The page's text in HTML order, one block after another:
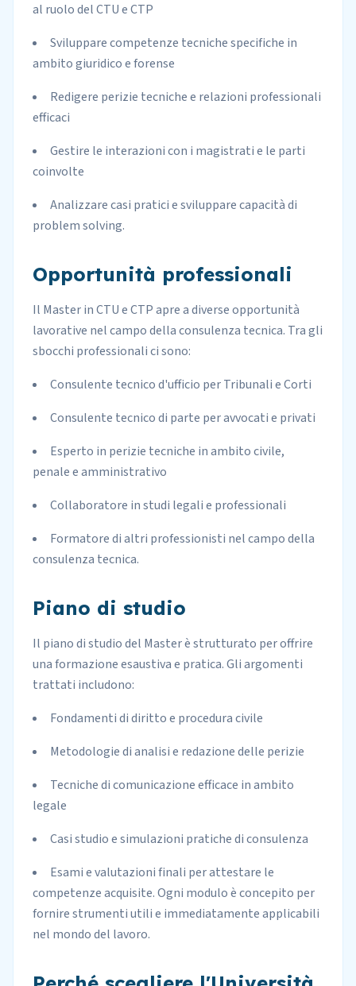
al ruolo del CTU e CTP
Sviluppare competenze tecniche specifiche in
ambito giuridico e forense
Redigere perizie tecniche e relazioni professionali
efficaci
Gestire le interazioni con i magistrati e le parti
coinvolte
Analizzare casi pratici e sviluppare capacità di
problem solving.
Opportunità professionali
Il Master in CTU e CTP apre a diverse opportunità
lavorative nel campo della consulenza tecnica. Tra gli
sbocchi professionali ci sono:
Consulente tecnico d'ufficio per Tribunali e Corti
Consulente tecnico di parte per avvocati e privati
Esperto in perizie tecniche in ambito civile,
penale e amministrativo
Collaboratore in studi legali e professionali
Formatore di altri professionisti nel campo della
consulenza tecnica.
Piano di studio
Il piano di studio del Master è strutturato per offrire
una formazione esaustiva e pratica. Gli argomenti
trattati includono:
Fondamenti di diritto e procedura civile
Metodologie di analisi e redazione delle perizie
Tecniche di comunicazione efficace in ambito
legale
Casi studio e simulazioni pratiche di consulenza
Esami e valutazioni finali per attestare le
competenze acquisite. Ogni modulo è concepito per
fornire strumenti utili e immediatamente applicabili
nel mondo del lavoro.